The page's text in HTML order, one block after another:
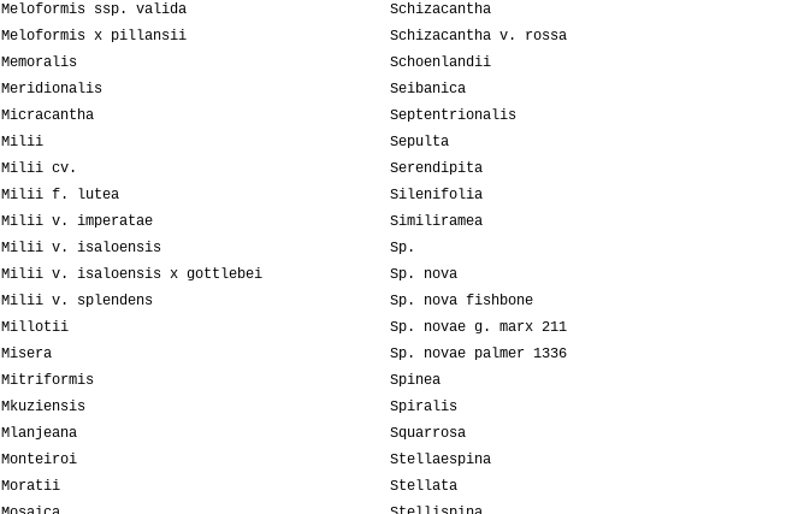
Meloformis ssp. valida
Meloformis x pillansii
Memoralis
Meridionalis
Micracantha
Milii
Milii cv.
Milii f. lutea
Milii v. imperatae
Milii v. isaloensis
Milii v. isaloensis x gottlebei
Milii v. splendens
Millotii
Misera
Mitriformis
Mkuziensis
Mlanjeana
Monteiroi
Moratii
Schizacantha
Schizacantha v. rossa
Schoenlandii
Seibanica
Septentrionalis
Sepulta
Serendipita
Silenifolia
Similiramea
Sp.
Sp. nova
Sp. nova fishbone
Sp. novae g. marx 211
Sp. novae palmer 1336
Spinea
Spiralis
Squarrosa
Stellaespina
Stellata